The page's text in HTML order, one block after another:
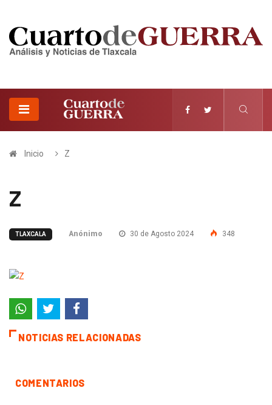
Inicio Z
Z
TLAXCALA Anónimo 30 de Agosto 2024 348
NOTICIAS RELACIONADAS
COMENTARIOS